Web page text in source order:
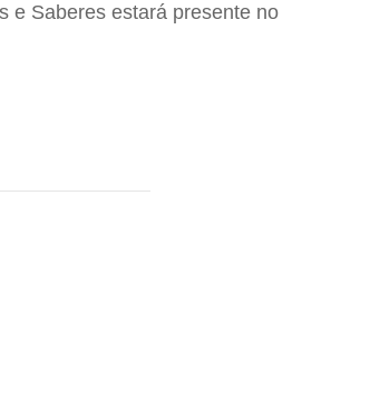
e Saberes estará presente no